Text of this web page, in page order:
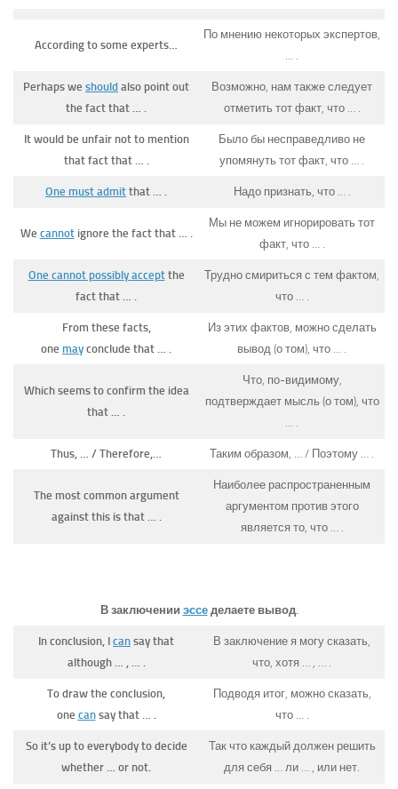
According to some experts…
По мнению некоторых экспертов,
Perhaps we should also point out
the fact that … .
Возможно, нам также следует
отметить тот факт, что … .
It would be unfair not to mention
that fact that … .
Было бы несправедливо не
упомянуть тот факт, что … .
One must admit that … . Надо признать, что … .
We cannotignore the fact that … .
Мы не можем игнорировать тот
факт, что … .
One cannot possibly acceptthe
fact that … .
Трудно смириться с тем фактом,
что … .
From these facts,
one may conclude that … .
Из этих фактов, можно сделать
вывод (о том), что … .
Which seems to confirm the idea
that … .
Что, по-видимому,
подтверждает мысль (о том), что
Thus, … / Therefore,… Таким образом, … / Поэтому … .
The most common argument
against this is that … .
Наиболее распространенным
аргументом против этого
является то, что … .
В заключении эсседелаете вывод.
In conclusion, I can say that
although … , … .
В заключение я могу сказать,
что, хотя … , … .
To draw the conclusion,
one cansay that … .
Подводя итог, можно сказать,
что … .
So it’s up to everybody to decide
whether … or not.
Так что каждый должен решить
для себя … ли … , или нет.